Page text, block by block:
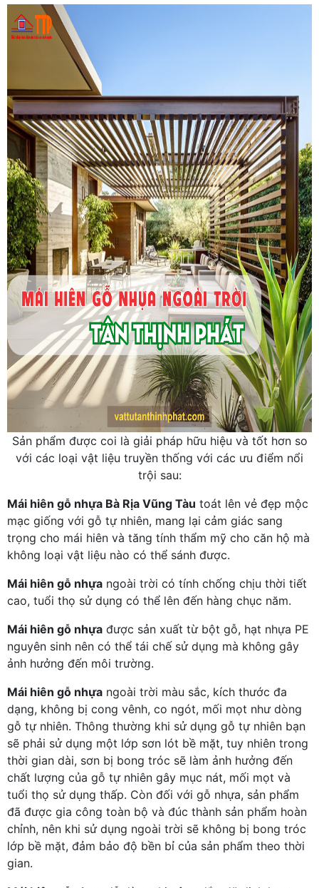
Sản phẩm được coi là giải pháp hữu hiệu và tốt hơn so
với các loại vật liệu truyền thống với các ưu điểm nổi
trội sau:
Mái hiên gỗ nhựa Bà Rịa Vũng Tàu toát lên vẻ đẹp mộc
mạc giống với gỗ tự nhiên, mang lại cảm giác sang
trọng cho mái hiên và tăng tính thẩm mỹ cho căn hộ mà
không loại vật liệu nào có thể sánh được.
Mái hiên gỗ nhựa ngoài trời có tính chống chịu thời tiết
cao, tuổi thọ sử dụng có thể lên đến hàng chục năm.
Mái hiên gỗ nhựa được sản xuất từ bột gỗ, hạt nhựa PE
nguyên sinh nên có thể tái chế sử dụng mà không gây
ảnh hưởng đến môi trường.
Mái hiên gỗ nhựa ngoài trời màu sắc, kích thước đa
dạng, không bị cong vênh, co ngót, mối mọt như dòng
gỗ tự nhiên. Thông thường khi sử dụng gỗ tự nhiên bạn
sẽ phải sử dụng một lớp sơn lót bề mặt, tuy nhiên trong
thời gian dài, sơn bị bong tróc sẽ làm ảnh hưởng đến
chất lượng của gỗ tự nhiên gây mục nát, mối mọt và
tuổi thọ sử dụng thấp. Còn đối với gỗ nhựa, sản phẩm
đã được gia công toàn bộ và đúc thành sản phẩm hoàn
chỉnh, nên khi sử dụng ngoài trời sẽ không bị bong tróc
lớp bề mặt, đảm bảo độ bền bỉ của sản phẩm theo thời
gian.